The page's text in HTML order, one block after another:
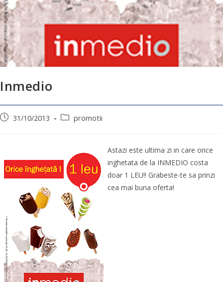
Inmedio
31/10/2013 promotii
Astazi este ultima zi in care orice
inghetata de la INMEDIO costa
doar 1 LEU!! Grabeste-te sa prinzi
cea mai buna oferta!